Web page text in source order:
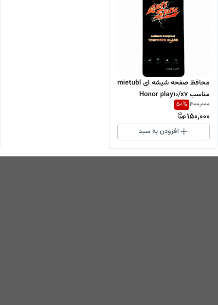
محافظ صفحه شیشه ای mietubl
مناسب Honor play10/x7
4G/X7A/X5C/X5c Plus
300,000
50%
150,000
افزودن به سبد